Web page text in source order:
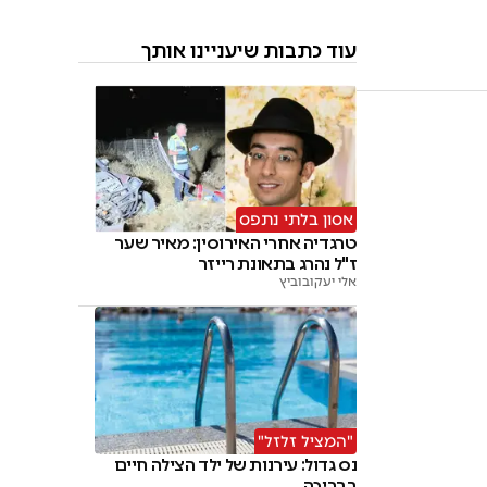
עוד כתבות שיעניינו אותך
אסון בלתי נתפס
טרגדיה אחרי האירוסין: מאיר שער
ז"ל נהרג בתאונת רייזר
אלי יעקובוביץ
"המציל זלזל"
נס גדול: עירנות של ילד הצילה חיים